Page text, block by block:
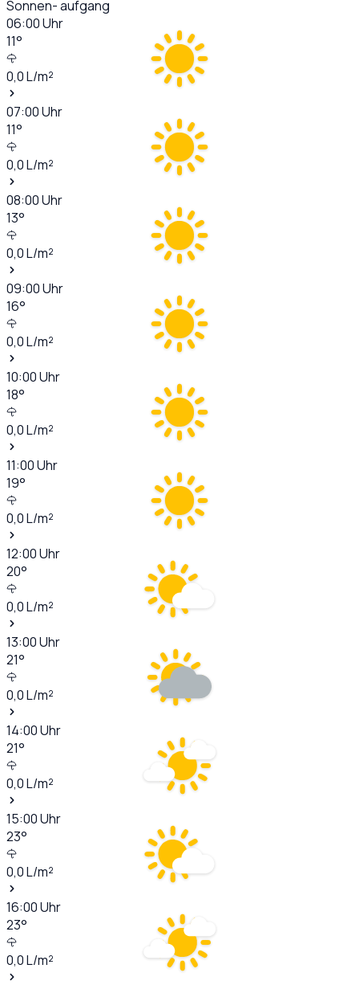
Sonnen- aufgang
06:00Uhr
11°
0,0L/m²
07:00Uhr
11°
0,0L/m²
08:00Uhr
13°
0,0L/m²
09:00Uhr
16°
0,0L/m²
10:00Uhr
18°
0,0L/m²
11:00Uhr
19°
0,0L/m²
12:00Uhr
20°
0,0L/m²
13:00Uhr
21°
0,0L/m²
14:00Uhr
21°
0,0L/m²
15:00Uhr
23°
0,0L/m²
16:00Uhr
23°
0,0L/m²